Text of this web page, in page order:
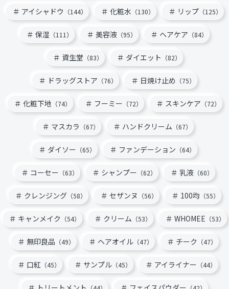
アイシャドウ （144） 化粧水 （130） リップ（125）
保湿 （111） 美容液 （95） ヘアケア （84）
資生堂 （83） ダイエット （82）
ドラッグストア （76） 日焼け止め （75）
化粧下地 （74） フーミー （72） スキンケア （72）
マスカラ （67） ハンドクリーム （67）
ダイソー （65） ファンデーション （64）
コーセー （63） シャンプー （62） 乳液（60）
クレンジング（58） セザンヌ （56） 100均 （55）
キャンメイク （54） クリーム （53） WHOMEE （53）
無印良品 （49） ヘアオイル（47） チーク （47）
口紅 （45） サンプル （45） アイライナー （44）